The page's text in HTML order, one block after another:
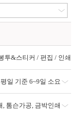
투&스티커 / 편집 / 인쇄
평일 기준 6~9일 소요
톰슨가공 금박인쇄